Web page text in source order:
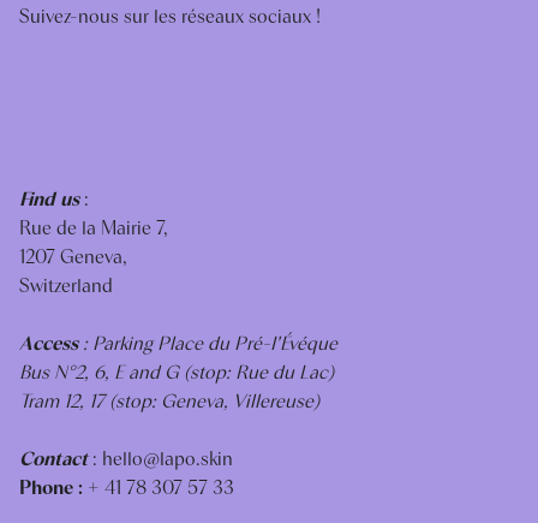
Suivez-nous sur les réseaux sociaux !
Find us:
Rue de la Mairie 7,
1207 Geneva,
Switzerland
Access: Parking Place du Pré-I'Évéque
Bus N°2, 6, E and G (stop: Rue du Lac)
Tram 12, 17 (stop: Geneva, Villereuse)
Contact: hello@lapo.skin
Phone : + 41 78 307 57 33